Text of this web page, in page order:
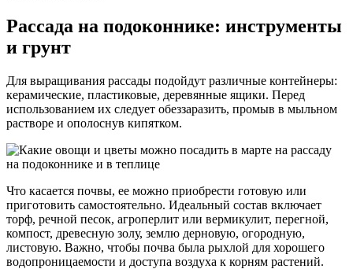
Рассада на подоконнике: инструменты
и грунт
Для выращивания рассады подойдут различные контейнеры:
керамические, пластиковые, деревянные ящики. Перед
использованием их следует обеззаразить, промыв в мыльном
растворе и ополоснув кипятком.
Что касается почвы, ее можно приобрести готовую или
приготовить самостоятельно. Идеальный состав включает
торф, речной песок, агроперлит или вермикулит, перегной,
компост, древесную золу, землю дерновую, огородную,
листовую. Важно, чтобы почва была рыхлой для хорошего
водопроницаемости и доступа воздуха к корням растений.